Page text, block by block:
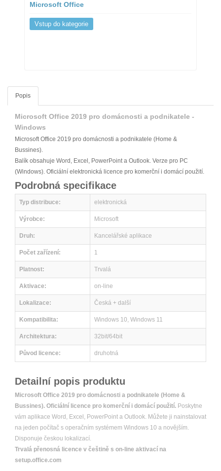
Microsoft Office
Vstup do kategorie
Popis
Microsoft Office 2019 pro domácnosti a podnikatele -
Windows
Microsoft Office 2019 pro domácnosti a podnikatele (Home &
Bussines).
Balík obsahuje Word, Excel, PowerPoint a Outlook. Verze pro PC
(Windows). Oficiální elektronická licence pro komerční i domácí použití.
Podrobná specifikace
Typ distribuce: elektronická
Výrobce: Microsoft
Druh: Kancelářské aplikace
Počet zařízení: 1
Platnost: Trvalá
Aktivace: on-line
Lokalizace: Česká + další
Kompatibilita: Windows 10, Windows 11
Architektura: 32bit/64bit
Původ licence: druhotná
Detailní popis produktu
Microsoft Office 2019 pro domácnosti a podnikatele (Home &
Bussines). Oficiální licence pro komerční i domácí použití. Poskytne
vám aplikace Word, Excel, PowerPoint a Outlook. Můžete ji nainstalovat
na jeden počítač s operačním systémem Windows 10 a novějším.
Disponuje českou lokalizací.
Trvalá přenosná licence v češtině s on-line aktivací na
setup.office.com